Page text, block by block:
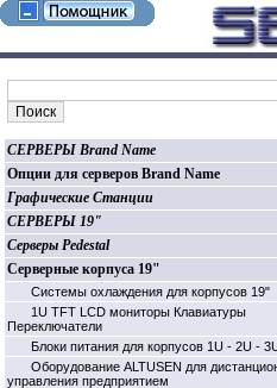
СЕРВЕРЫ Brand Name
Опции для серверов Brand Name
Графические Станции
СЕРВЕРЫ 19"
Серверы Pedestal
Серверные корпуса 19"
Системы охлаждения для корпусов 19"
1U TFT LCD мониторы Клавиатуры
Переключатели
Блоки питания для корпусов 1U - 2U -
Оборудование ALTUSEN для
управления предприятием